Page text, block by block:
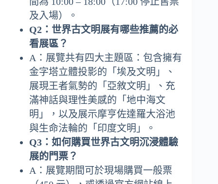
及入場）。
Q2：世界古文明展有哪些推薦的必
看展區？
A：展覽共有四大主題區：包含擁有
金字塔立體投影的「埃及文明」、
展現王者氣勢的「亞敘文明」、充
滿神話與理性美感的「地中海文
明」，以及展示摩亨佐達羅大浴池
與生命法輪的「印度文明」。
Q3：如何購買世界古文明沉浸體驗
展的門票？
A：展覽期間可於現場購買一般票